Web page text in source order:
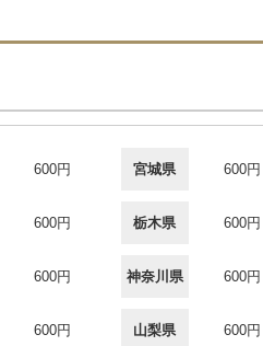
600円 宮城県 600円
600円 栃木県 600円
600円 神奈川県 600円
600円 山梨県 600円